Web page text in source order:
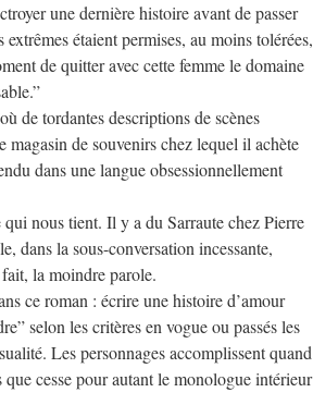
une dernière histoire avant de passer
étaient permises, au moins tolérées,
de quitter avec cette femme le domaine
de tordantes descriptions de scènes
de souvenirs chez lequel il achète
dans une langue obsessionnellement
nous tient. Il y a du Sarraute chez Pierre
dans la sous-conversation incessante,
la moindre parole.
ce roman : écrire une histoire d’amour
selon les critères en vogue ou passés les
Les personnages accomplissent quand
cesse pour autant le monologue intérieur